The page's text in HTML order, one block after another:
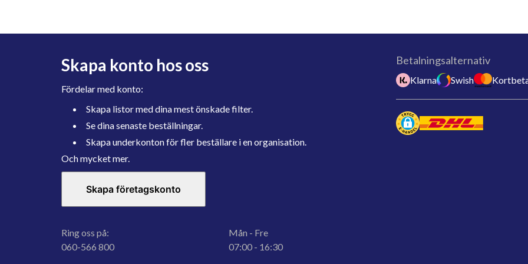
Skapa konto hos oss
Fördelar med konto:
Skapa listor med dina mest önskade filter.
Se dina senaste beställningar.
Skapa underkonton för fler beställare i en organisation.
Och mycket mer.
Skapa företagskonto
Ring oss på:
060-566 800
Mån - Fre
07:00 - 16:30
Betalningsalternativ
Klarna Swish